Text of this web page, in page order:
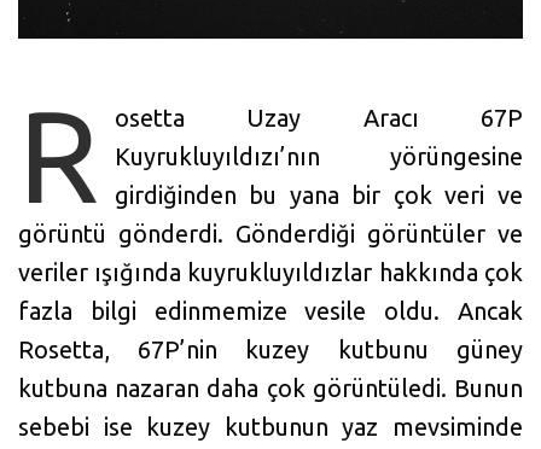
R
osetta Uzay Aracı 67P
Kuyrukluyıldızı’nın yörüngesine
girdiğinden bu yana bir çok veri ve
görüntü gönderdi. Gönderdiği görüntüler ve
veriler ışığında kuyrukluyıldızlar hakkında çok
fazla bilgi edinmemize vesile oldu. Ancak
Rosetta, 67P’nin kuzey kutbunu güney
kutbuna nazaran daha çok görüntüledi. Bunun
sebebi ise kuzey kutbunun yaz mevsiminde